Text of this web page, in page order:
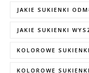
JAKIE SUKIENKI
JAKIE SUKIENKI
KOLOROWE SUKIENKI
KOLOROWE